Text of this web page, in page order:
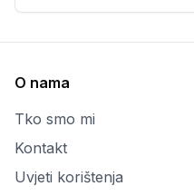
O nama
Tko smo mi
Kontakt
Uvjeti korištenja